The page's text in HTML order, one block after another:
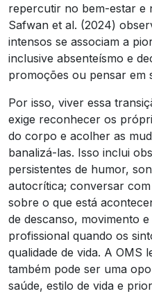
repercutir no bem-estar e
Safwan et al. (2024)
intensos se associam a
inclusive absenteísmo e
promoções ou pensar em
Por isso, viver essa
exige reconhecer os
do corpo e acolher as
banalizá-las. Isso inclui
persistentes de humor,
autocrítica; conversar
sobre o que está
de descanso, movimento
profissional quando os
qualidade de vida. A OMS
também pode ser uma
saúde, estilo de vida e